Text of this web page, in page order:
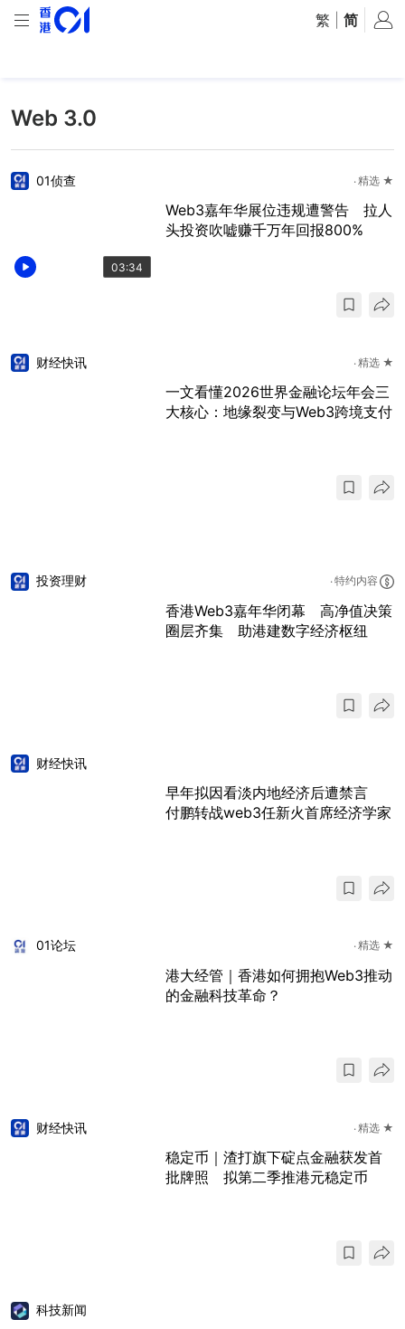
繁 简
Web 3.0
03:34
01侦查 精选 ★
Web3嘉年华展位违规遭警告 拉人
头投资吹嘘赚千万年回报800%
财经快讯 精选 ★
一文看懂2026世界金融论坛年会三
大核心：地缘裂变与Web3跨境支付
投资理财 特约内容
香港Web3嘉年华闭幕 高净值决策
圈层齐集 助港建数字经济枢纽
财经快讯
早年拟因看淡内地经济后遭禁言
付鹏转战web3任新火首席经济学家
01论坛 精选 ★
港大经管｜香港如何拥抱Web3推动
的金融科技革命？
财经快讯 精选 ★
稳定币｜渣打旗下碇点金融获发首
批牌照 拟第二季推港元稳定币
科技新闻